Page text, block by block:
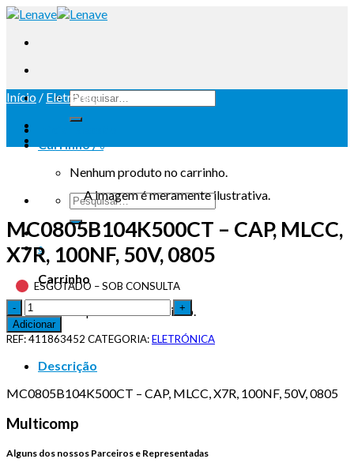
Carrinho /0
Nenhum produto no carrinho.
0
Carrinho
Nenhum produto no carrinho.
Início / Eletrónica
A imagem é meramente ilustrativa.
MC0805B104K500CT – CAP, MLCC,
X7R, 100NF, 50V, 0805
ESGOTADO – SOB CONSULTA
Adicionar
REF:411863452 CATEGORIA:ELETRÓNICA
Descrição
MC0805B104K500CT – CAP, MLCC, X7R, 100NF, 50V, 0805
Multicomp
Alguns dos nossos Parceiros e Representadas